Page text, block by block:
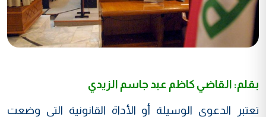
بقلم: القاضي كاظم عبد جاسم الزيدي
تعتبر الدعوى الوسيلة أو الأداة القانونية التي وضعت